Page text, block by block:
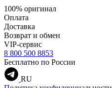
100% оригинал
Оплата
Доставка
Возврат и обмен
VIP-сервис
8 800 500 8853
Бесплатно по России
RU